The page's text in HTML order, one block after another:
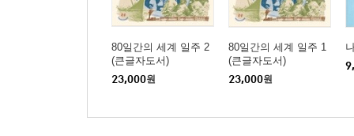
80일간의 세계 일주 2
(큰글자도서)
23,000원
80일간의 세계 일주 1
(큰글자도서)
23,000원